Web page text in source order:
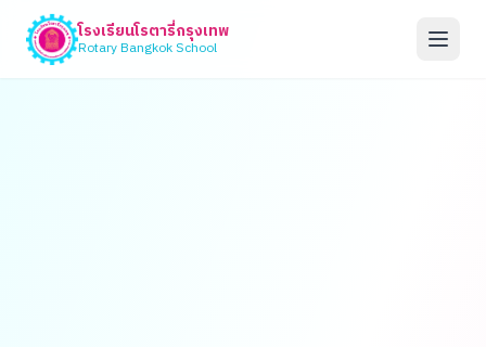
โรงเรียนโรตารี่กรุงเทพ
Rotary Bangkok School